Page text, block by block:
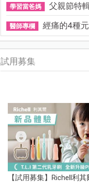
學習當爸媽 父親節特輯
醫師專欄 經痛的4種元
試用募集
【試用募集】Richell利